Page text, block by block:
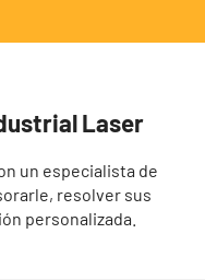
Laser
un especialista de
resolver sus
personalizada.